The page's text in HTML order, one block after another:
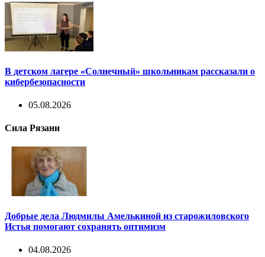
В детском лагере «Солнечный» школьникам рассказали о
кибербезопасности
05.08.2026
Сила Рязани
Добрые дела Людмилы Амелькиной из старожиловского
Истья помогают сохранять оптимизм
04.08.2026